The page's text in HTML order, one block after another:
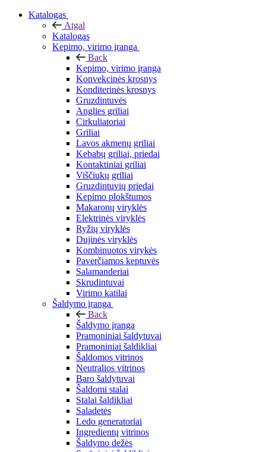
Katalogas
Atgal
Katalogas
Kepimo, virimo įranga
Back
Kepimo, virimo įranga
Konvekcinės krosnys
Konditerinės krosnys
Gruzdintuvės
Anglies griliai
Cirkuliatoriai
Griliai
Lavos akmenų griliai
Kebabų griliai, priedai
Kontaktiniai griliai
Viščiukų griliai
Gruzdintuvių priedai
Kepimo plokštumos
Makaronų viryklės
Elektrinės viryklės
Ryžių viryklės
Dujinės viryklės
Kombinuotos virykės
Paverčiamos keptuvės
Salamanderiai
Skrudintuvai
Virimo katilai
Šaldymo įranga
Back
Šaldymo įranga
Pramoniniai šaldytuvai
Pramoniniai šaldikliai
Šaldomos vitrinos
Neutralios vitrinos
Baro šaldytuvai
Šaldomi stalai
Stalai šaldikliai
Saladetės
Ledo generatoriai
Ingredientų vitrinos
Šaldymo dežės